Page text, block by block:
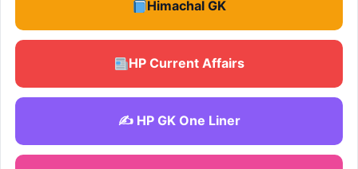
Himachal GK
HP Current Affairs
✍️ HP GK One Liner